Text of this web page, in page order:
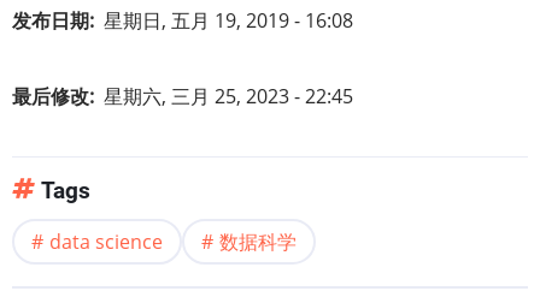
发布日期 星期日, 五月 19, 2019 - 16:08
最后修改 星期六, 三月 25, 2023 - 22:45
Tags
data science 数据科学